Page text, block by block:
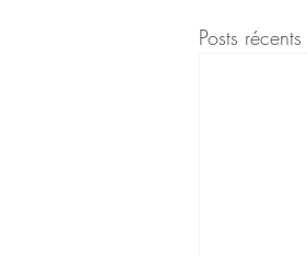
Posts récents